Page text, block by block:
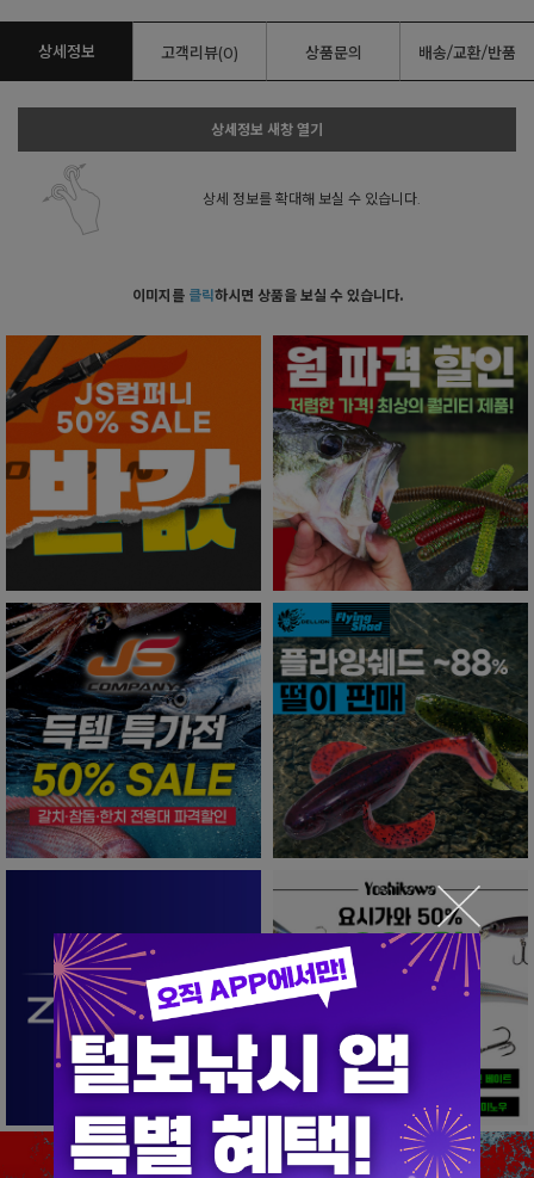
상세정보 고객리뷰(0) 상품문의 배송/교환/반품
상세정보 새창 열기
상세 정보를 확대해 보실 수 있습니다.
이미지를 클릭하시면 상품을 보실 수 있습니다.